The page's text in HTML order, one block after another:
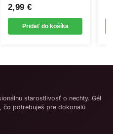
2,99 €
Pridať do košíka
starostlivosť o nechty. Gél
čo potrebuješ pre dokonalú